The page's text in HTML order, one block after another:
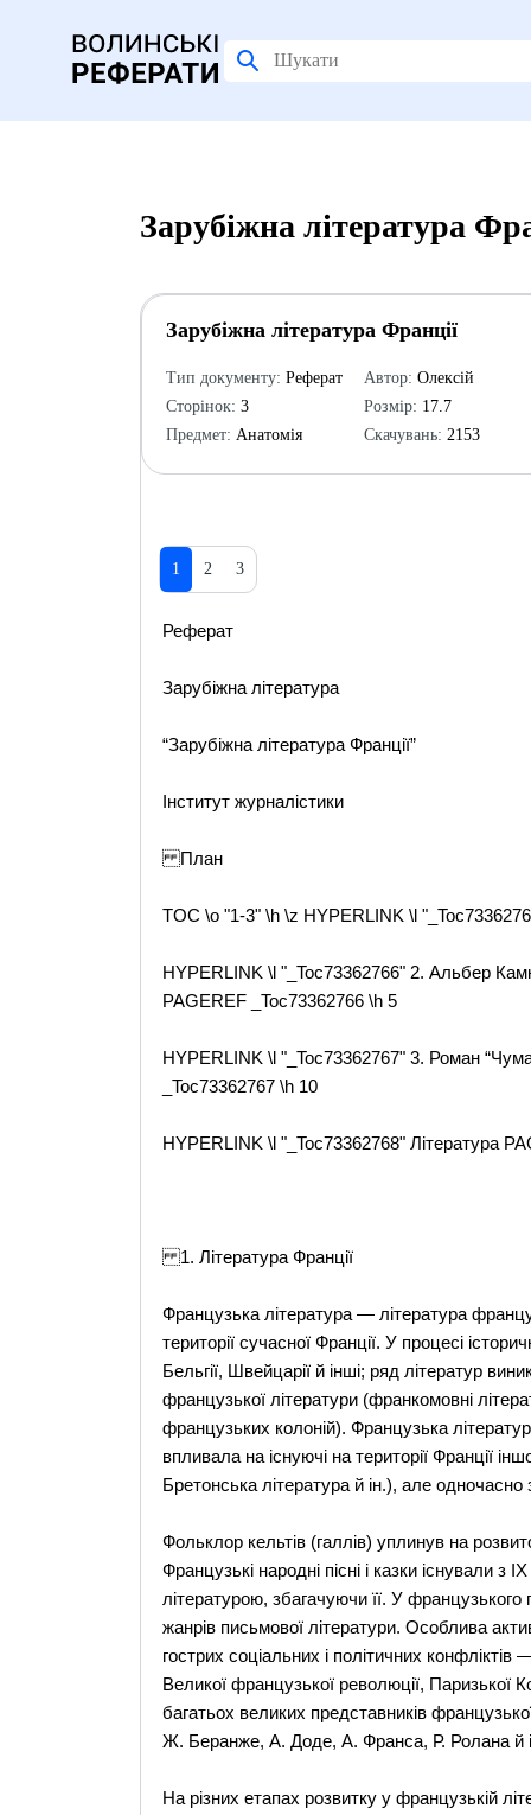
Зарубіжна література
Зарубіжна література Франції
Тип документу: Реферат
Сторінок: 3
Предмет: Анатомія
Автор: Олексій
Розмір: 17.7
Скачувань: 2153
1 2 3
Реферат
Зарубіжна література
“Зарубіжна література Франції”
Інститут журналістики
План
TOC \o "1-3" \h \z HYPERLINK \l
HYPERLINK \l "_Toc73362766" 2. Альбер
PAGEREF _Toc73362766 \h 5
HYPERLINK \l "_Toc73362767" 3. Роман
_Toc73362767 \h 10
HYPERLINK \l "_Toc73362768" Література
1. Література Франції
Французька література — література
території сучасної Франції. У процесі
Бельгії, Швейцарії й інші; ряд літератур
французької літератури (франкомовні
французьких колоній). Французька
впливала на існуючі на території Франції
Бретонська література й ін.), але
Фольклор кельтів (галлів) уплинув на
Французькі народні пісні і казки існували
літературою, збагачуючи її. У
жанрів письмової літератури. Особлива
гострих соціальних і політичних конфліктів
Великої французької революції,
багатьох великих представників
Ж. Беранже, А. Доде, А. Франса, Р. Ролана й
На різних етапах розвитку у французькій